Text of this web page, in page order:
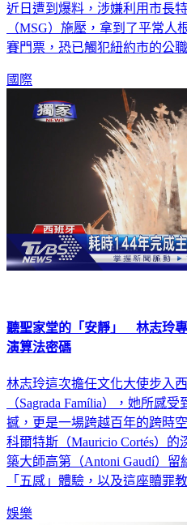
言人」光環上任的紐約新科市長
近日遭到爆料，涉嫌利用市長
（MSG）施壓，拿到了平常人
聽聖家堂的「安靜」 林志玲專
林志玲這次擔任文化大使步入
（Sagrada Família），她所感
撼，更是一場跨越百年的跨時
科爾特斯（Mauricio Cortés）的
築大師高第（Antoni Gaudí）